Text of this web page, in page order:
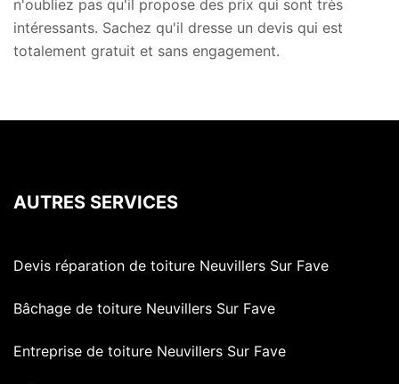
n'oubliez pas qu'il propose des prix qui sont très
intéressants. Sachez qu'il dresse un devis qui est
totalement gratuit et sans engagement.
AUTRES SERVICES
Devis réparation de toiture Neuvillers Sur Fave
Bâchage de toiture Neuvillers Sur Fave
Entreprise de toiture Neuvillers Sur Fave